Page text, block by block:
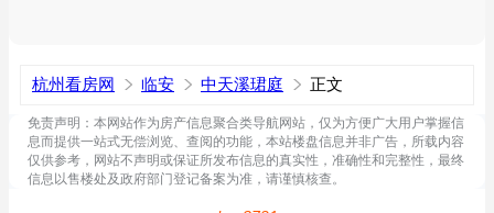
杭州看房网 临安 中天溪珺庭 正文
免责声明：本网站作为房产信息聚合类导航网站，仅为方便广大用户掌握信
息而提供一站式无偿浏览、查阅的功能，本站楼盘信息并非广告，所载内容
仅供参考，网站不声明或保证所发布信息的真实性，准确性和完整性，最终
信息以售楼处及政府部门登记备案为准，请谨慎核查。